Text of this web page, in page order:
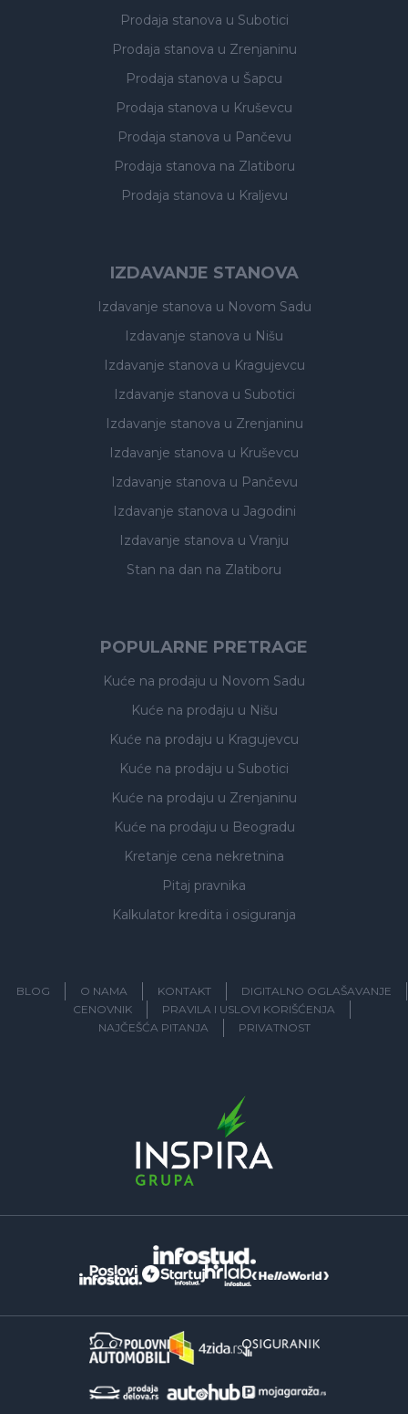
Prodaja stanova u Subotici
Prodaja stanova u Zrenjaninu
Prodaja stanova u Šapcu
Prodaja stanova u Kruševcu
Prodaja stanova u Pančevu
Prodaja stanova na Zlatiboru
Prodaja stanova u Kraljevu
IZDAVANJE STANOVA
Izdavanje stanova u Novom Sadu
Izdavanje stanova u Nišu
Izdavanje stanova u Kragujevcu
Izdavanje stanova u Subotici
Izdavanje stanova u Zrenjaninu
Izdavanje stanova u Kruševcu
Izdavanje stanova u Pančevu
Izdavanje stanova u Jagodini
Izdavanje stanova u Vranju
Stan na dan na Zlatiboru
POPULARNE PRETRAGE
Kuće na prodaju u Novom Sadu
Kuće na prodaju u Nišu
Kuće na prodaju u Kragujevcu
Kuće na prodaju u Subotici
Kuće na prodaju u Zrenjaninu
Kuće na prodaju u Beogradu
Kretanje cena nekretnina
Pitaj pravnika
Kalkulator kredita i osiguranja
BLOG O NAMA KONTAKT
DIGITALNO OGLAŠAVANJE
CENOVNIK
PRAVILA I USLOVI KORIŠĆENJA
NAJČEŠĆA PITANJA
PRIVATNOST